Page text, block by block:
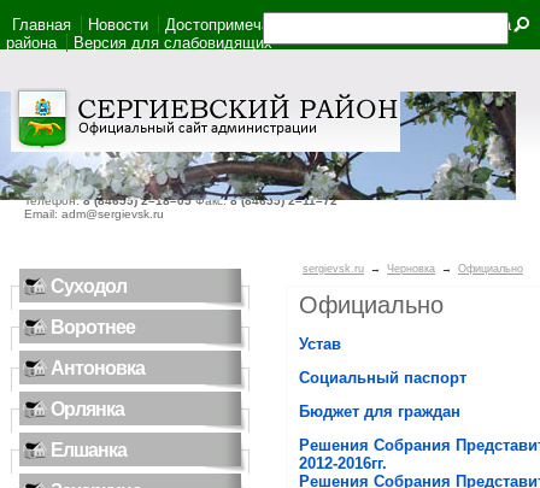
446540, Самарская область, село Сергиевск, ул. Ленина, дом 22
Телефон:8 (84655) 2–18–05Факс:8 (84655) 2–11–72
Email: adm@sergievsk.ru
Главная Новости Достопримечательности
Карта
района
Версия для слабовидящих
Суходол
Воротнее
Антоновка
Орлянка
Елшанка
sergievsk.ru → Черновка → Официально
Официально
Устав
Социальный паспорт
Бюджет для граждан
Решения Собрания
2012-2016гг.
Решения Собрания